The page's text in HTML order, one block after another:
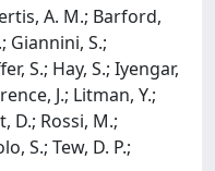
A. M.; Barford,
Giannini, S.;
S.; Hay, S.; Iyengar,
J.; Litman, Y.;
D.; Rossi, M.;
S.; Tew, D. P.;